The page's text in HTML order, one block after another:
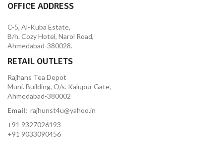
OFFICE ADDRESS
C-5, Al-Kuba Estate,
B/h. Cozy Hotel, Narol Road,
Ahmedabad-380028.
RETAIL OUTLETS
Rajhans Tea Depot
Muni. Building, O/s. Kalupur Gate,
Ahmedabad-380002
Email: rajhunst4u@yahoo.in
+91 9327026193
+91 9033090456